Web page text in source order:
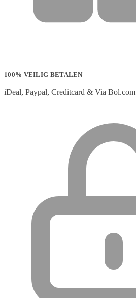
100% VEILIG BETALEN
iDeal, Paypal, Creditcard & Via Bol.com